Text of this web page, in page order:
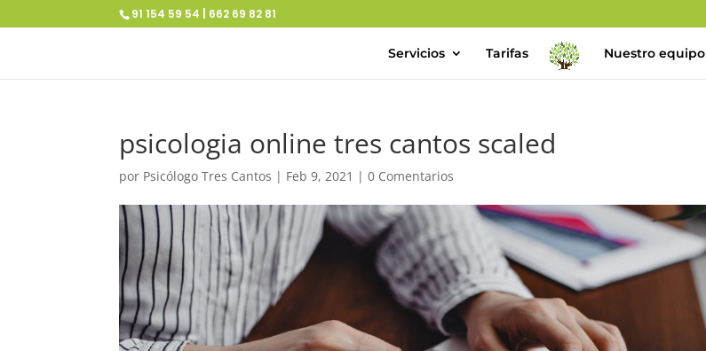
91 154 59 54 | 662 69 82 81
Servicios Tarifas Nuestro equipo
psicologia online tres cantos scaled
por Psicólogo Tres Cantos | Feb 9, 2021 |0 Comentarios